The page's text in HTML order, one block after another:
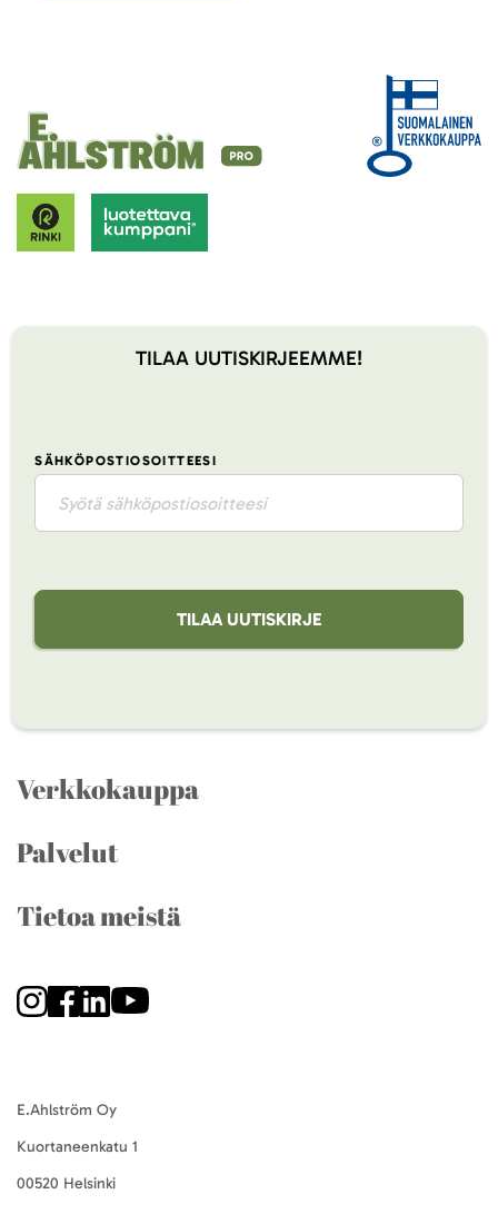
TILAA UUTISKIRJEEMME!
SÄHKÖPOSTIOSOITTEESI
TILAA UUTISKIRJE
Verkkokauppa
Palvelut
Tietoa meistä
E.Ahlström Oy
Kuortaneenkatu 1
00520 Helsinki